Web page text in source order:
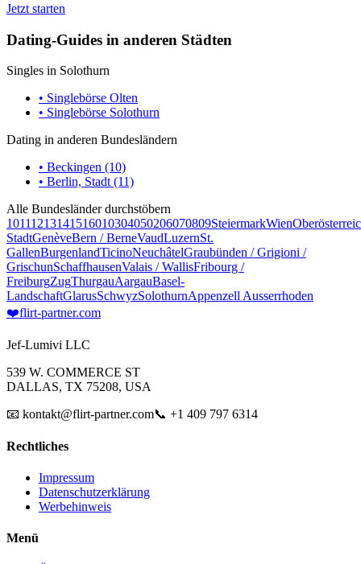
Jetzt starten
Dating-Guides in anderen Städten
Singles in Solothurn
• Singlebörse Olten
• Singlebörse Solothurn
Dating in anderen Bundesländern
• Beckingen (10)
• Berlin, Stadt (11)
Alle Bundesländer durchstöbern
10111213141516010304050206070809SteiermarkWien
StadtGenèveBern / BerneVaudLuzernSt.
GallenBurgenlandTicinoNeuchâtelGraubünden / Grigioni /
GrischunSchaffhausenValais / WallisFribourg /
FreiburgZugThurgauAargauBasel-
LandschaftGlarusSchwyzSolothurnAppenzell Ausserrhoden
❤️flirt-partner.com
Jef-Lumivi LLC
539 W. COMMERCE ST
DALLAS, TX 75208, USA
📧 kontakt@flirt-partner.com📞 +1 409 797 6314
Rechtliches
Impressum
Datenschutzerklärung
Werbehinweis
Menü